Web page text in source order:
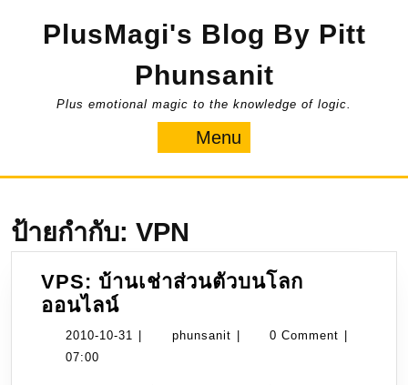
PlusMagi's Blog By Pitt
Phunsanit
Plus emotional magic to the knowledge of logic.
Menu
ป้ายกำกับ: VPN
VPS: บ้านเช่าส่วนตัวบนโลก
ออนไลน์VPS:
บ้าน
2010-10-31 2010- phunsanit phunsanit0 Comment
07:00